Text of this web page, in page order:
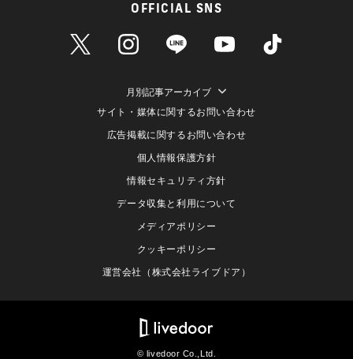
OFFICIAL SNS
月別記事アーカイブ
サイト・媒体に関するお問い合わせ
広告掲載に関するお問い合わせ
個人情報保護方針
情報セキュリティ方針
データ収集と利用について
メディアポリシー
クッキーポリシー
運営会社（株式会社ライブドア）
© livedoor Co.,Ltd.